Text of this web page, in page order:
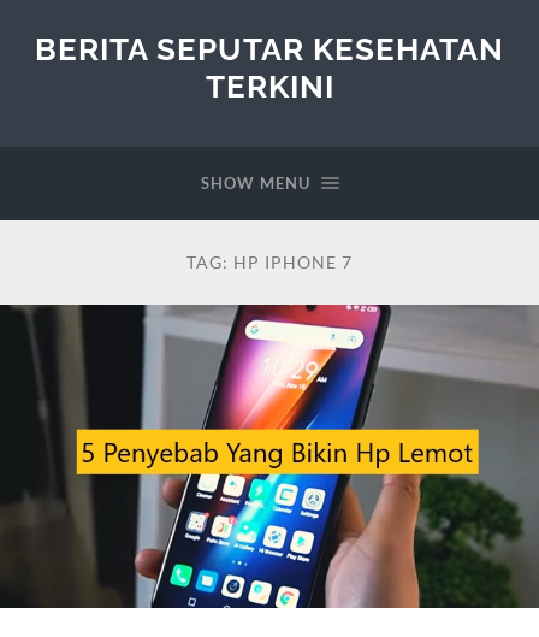
BERITA SEPUTAR KESEHATAN
TERKINI
SHOW MENU
TAG: HP IPHONE 7